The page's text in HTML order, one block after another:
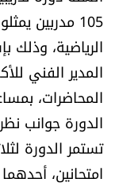
تحت
آراء
اقتصاد
العالم
105 مدربين
الرياضية، وذلك
المدير الفني
المحاضرات،
الدورة جوانب
تستمر الدورة
امتحانين،